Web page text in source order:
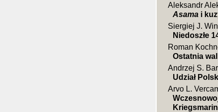
Aleksandr
Asama i
Siergiej J.
Niedoszłe
Roman
Ostatnia
Andrzej S.
Udział
Arvo L.